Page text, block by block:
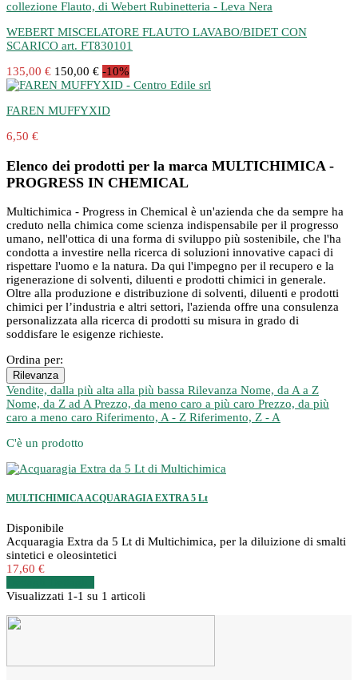
WEBERT MISCELATORE FLAUTO LAVABO/BIDET CON
SCARICO art. FT830101
135,00 € 150,00 € -10%
FAREN MUFFYXID
6,50 €
Elenco dei prodotti per la marca MULTICHIMICA -
PROGRESS IN CHEMICAL
Multichimica - Progress in Chemical è un'azienda che da sempre ha
creduto nella chimica come scienza indispensabile per il progresso
umano, nell'ottica di una forma di sviluppo più sostenibile, che l'ha
condotta a investire nella ricerca di soluzioni innovative capaci di
rispettare l'uomo e la natura. Da qui l'impegno per il recupero e la
rigenerazione di solventi, diluenti e prodotti chimici in generale.
Oltre alla produzione e distribuzione di solventi, diluenti e prodotti
chimici per l’industria e altri settori, l'azienda offre una consulenza
personalizzata alla ricerca di prodotti su misura in grado di
soddisfare le esigenze richieste.
Ordina per:
Rilevanza
Vendite, dalla più alta alla più bassa Rilevanza Nome, da A a Z
Nome, da Z ad A Prezzo, da meno caro a più caro Prezzo, da più
caro a meno caro Riferimento, A - Z Riferimento, Z - A
C'è un prodotto
MULTICHIMICA ACQUARAGIA EXTRA 5 Lt
Disponibile
Acquaragia Extra da 5 Lt di Multichimica, per la diluizione di smalti
sintetici e oleosintetici
17,60 €
Visualizzati 1-1 su 1 articoli